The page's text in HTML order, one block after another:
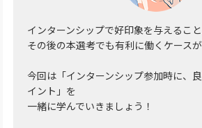
インターンシップで好印象を与えること
その後の本選考でも有利に働くケースが
今回は「インターンシップ参加時に、
イント」を
一緒に学んでいきましょう！